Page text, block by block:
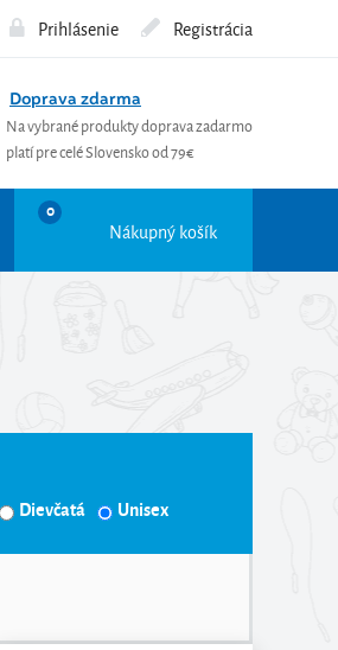
Prihlásenie Registrácia
Doprava zdarma
Na vybrané produkty doprava zadarmo
platí pre celé Slovensko od 79€
0
Nákupný košík
Dievčatá Unisex